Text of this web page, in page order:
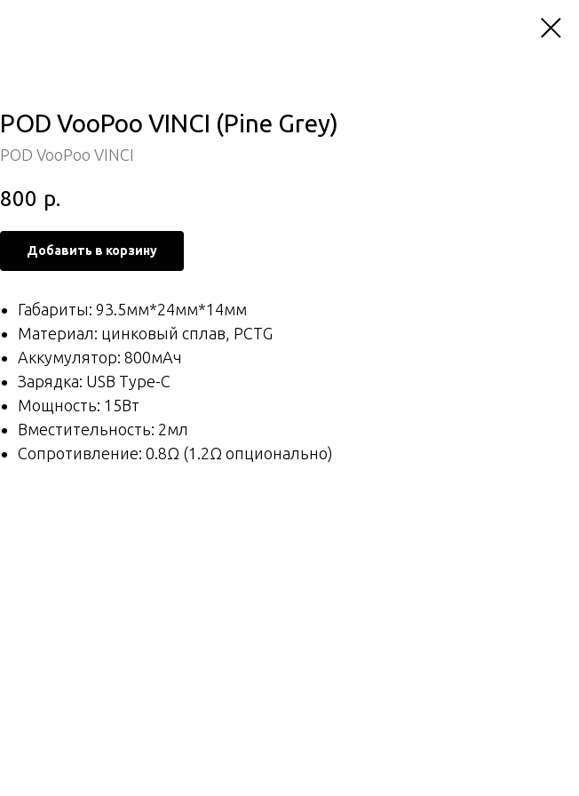
POD VooPoo VINCI (Pine Grey)
POD VooPoo VINCI
800 р.
Добавить в корзину
Габариты: 93.5мм*24мм*14мм
Материал: цинковый сплав, PCTG
Аккумулятор: 800мАч
Зарядка: USB Type-C
Мощность: 15Вт
Вместительность: 2мл
Сопротивление: 0.8Ω (1.2Ω опционально)